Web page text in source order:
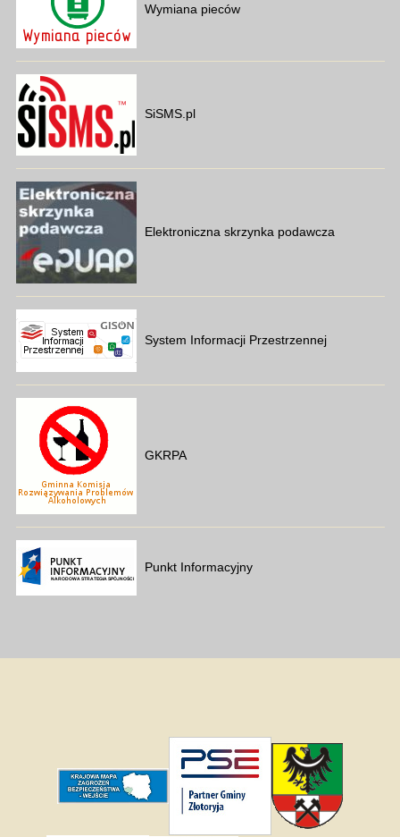
Wymiana pieców
SiSMS.pl
Elektroniczna skrzynka podawcza
System Informacji Przestrzennej
GKRPA
Punkt Informacyjny